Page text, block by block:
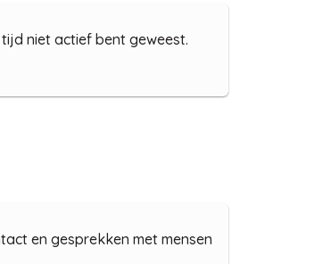
niet actief bent geweest.
en gesprekken met mensen